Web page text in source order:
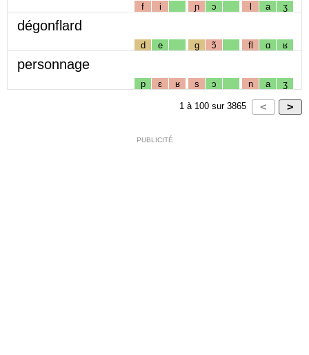
f i ɲ ɔ l a ʒ
dégonflard
d e g ɔ̃ fl ɑ ʁ
personnage
p ɛ ʁ s ɔ n a ʒ
1 à 100 sur 3865
PUBLICITÉ